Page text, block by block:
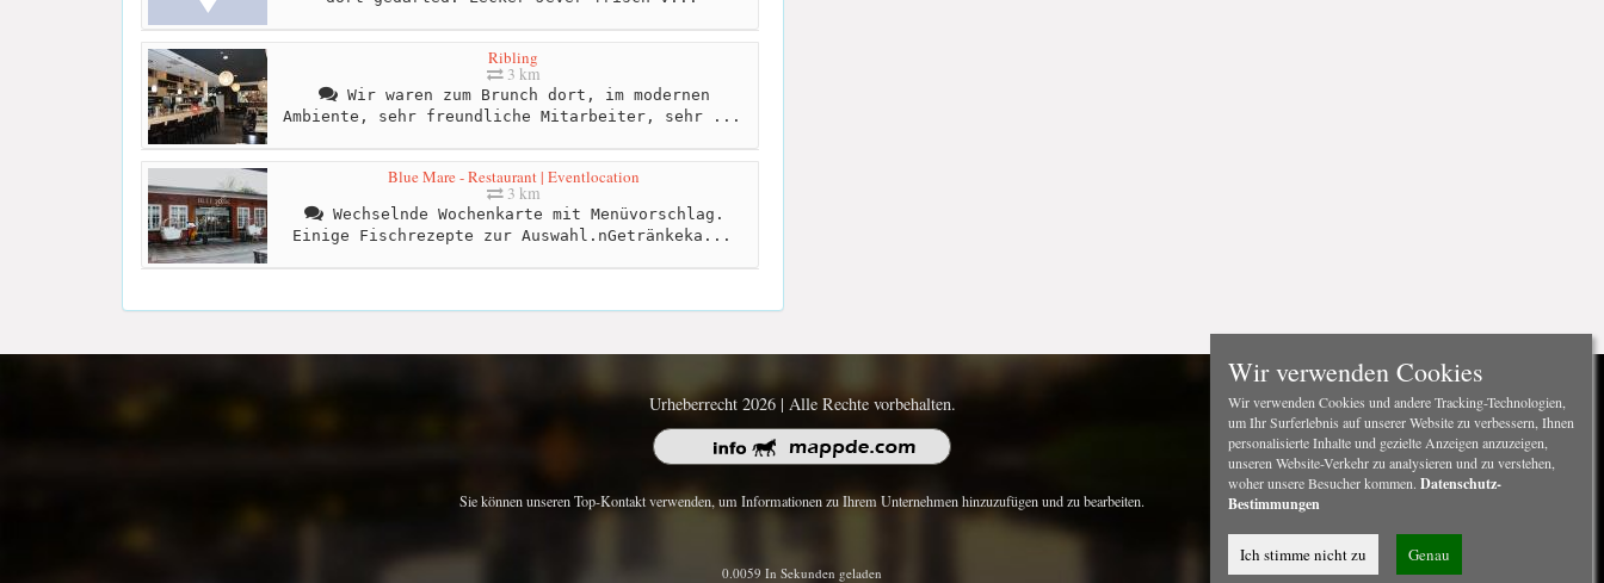
Ribling
3 km
Wir waren zum Brunch dort, im modernen
Ambiente, sehr freundliche Mitarbeiter, sehr ...
Blue Mare - Restaurant | Eventlocation
3 km
Wechselnde Wochenkarte mit Menüvorschlag.
Einige Fischrezepte zur Auswahl.nGetränkeka...
Urheberrecht 2026 | Alle Rechte vorbehalten.
Sie können unseren Top-Kontakt verwenden, um Informationen zu Ihrem Unternehmen hinzuzufügen und zu bearbeiten.
0.0059 In Sekunden geladen
Wir verwenden Cookies
Wir verwenden Cookies und andere Tracking-Technologien,
um Ihr Surferlebnis auf unserer Website zu verbessern, Ihnen
personalisierte Inhalte und gezielte Anzeigen anzuzeigen,
unseren Website-Verkehr zu analysieren und zu verstehen,
woher unsere Besucher kommen. Datenschutz-
Bestimmungen
Ich stimme nicht zu Genau